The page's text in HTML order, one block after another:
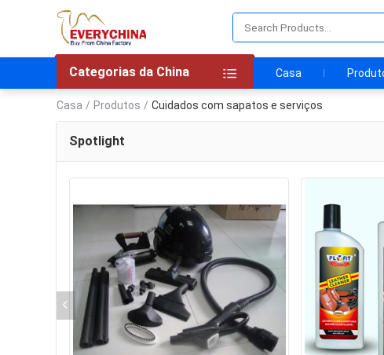
Categorias da China Casa
Casa / Produtos / Cuidados com sapatos e serviços
Spotlight